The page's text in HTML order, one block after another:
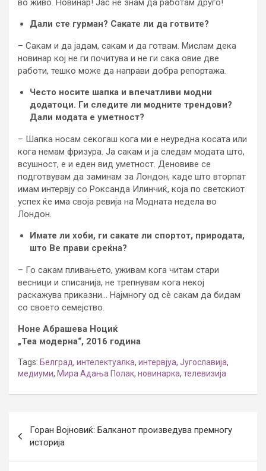
во живо. Новинар! Јас не знам да работам друго!
Дали сте гурман? Сакате ли да готвите?
– Сакам и да јадам, сакам и да готвам. Мислам дека
новинар кој не ги почитува и не ги сака овие две
работи, тешко може да направи добра репортажа.
Често носите шапка и впечатливи модни
додатоци. Ги следите ли модните трендови?
Дали модата е уметност?
– Шапка носам секогаш кога ми е неуредна косата или
кога немам фризура. Ја сакам и ја следам модата што,
всушност, е и еден вид уметност. Деновиве се
подготвувам да заминам за Лондон, каде што вторпат
имам интервју со Роксанда Илинчиќ, која по светскиот
успех ќе има своја ревија на Модната недела во
Лондон.
Имате ли хоби, ги сакате ли спортот, природата,
што Ве прави среќна?
– Го сакам пливањето, уживам кога читам стари
весници и списанија, не трепнувам кога некој
раскажува приказни… Најмногу од сѐ сакам да бидам
со своето семејство.
Ноне Абрашева Ноциќ
„Теа модерна“, 2016 година
Tags: Белград, интелектуалка, интервјуа, Југославија,
медиуми, Мира Адања Полак, новинарка, телевизија
navigation
Горан Војновиќ: Балканот произведува премногу
историја